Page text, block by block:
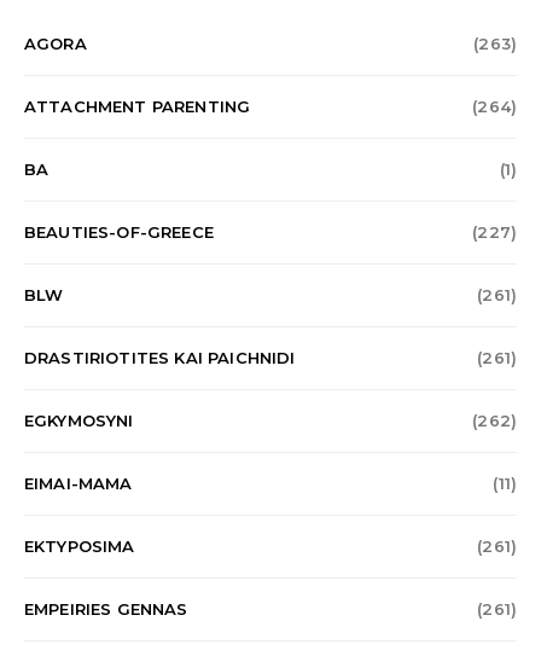
AGORA (263)
ATTACHMENT PARENTING (264)
BA (1)
BEAUTIES-OF-GREECE (227)
BLW (261)
DRASTIRIOTITES KAI PAICHNIDI (261)
EGKYMOSYNI (262)
EIMAI-MAMA (11)
EKTYPOSIMA (261)
EMPEIRIES GENNAS (261)